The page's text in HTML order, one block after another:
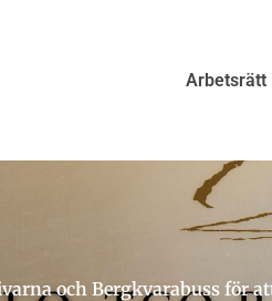
Arbetsrätt
och Bergkvarabuss för